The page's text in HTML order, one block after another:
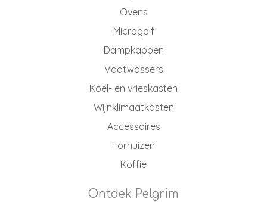
Ovens
Microgolf
Dampkappen
Vaatwassers
Koel- en vrieskasten
Wijnklimaatkasten
Accessoires
Fornuizen
Koffie
Ontdek Pelgrim